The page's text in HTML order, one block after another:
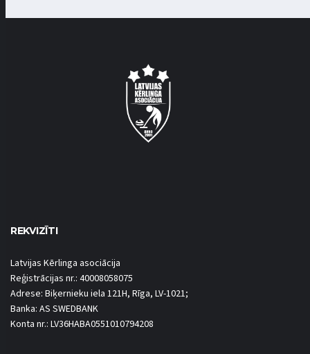
REKVIZĪTI
Latvijas Kērlinga asociācija
Reģistrācijas nr.: 40008058075
Adrese: Biķernieku iela 121H, Rīga, LV-1021;
Banka: AS SWEDBANK
Konta nr.: LV36HABA0551010794208